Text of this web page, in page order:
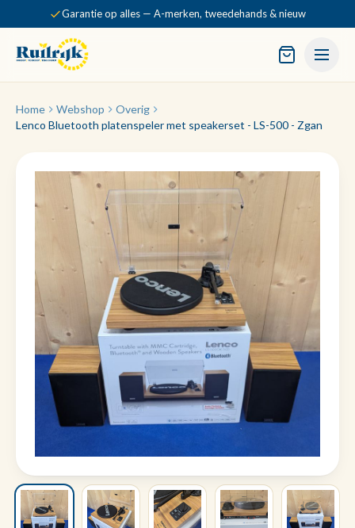
Garantie op alles — A-merken, tweedehands & nieuw
Home Webshop
Overig
Lenco Bluetooth platenspeler met speakerset - LS-500 - Zgan